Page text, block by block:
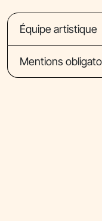
Équipe artistique
Mentions